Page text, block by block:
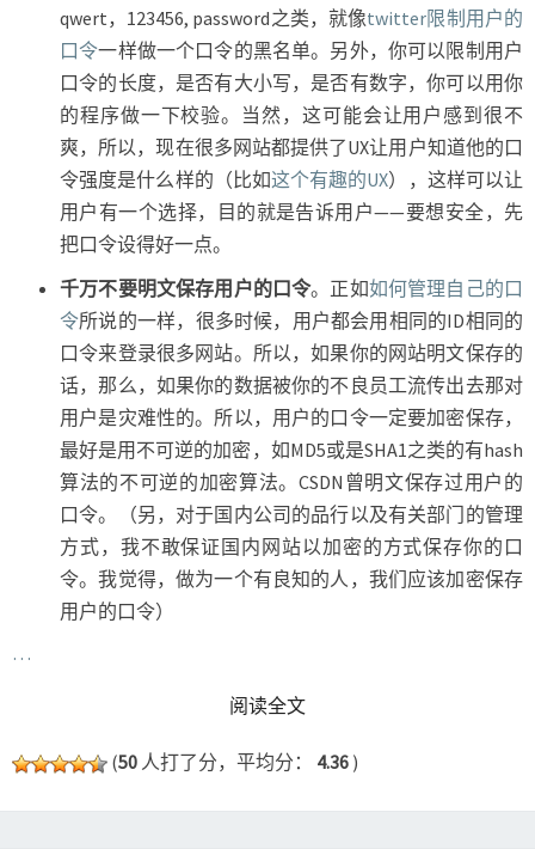
qwert，123456, password之类，就像twitter限制用户的
口令一样做一个口令的黑名单。另外，你可以限制用户
口令的长度，是否有大小写，是否有数字，你可以用你
的程序做一下校验。当然，这可能会让用户感到很不
爽，所以，现在很多网站都提供了UX让用户知道他的口
令强度是什么样的（比如这个有趣的UX），这样可以让
用户有一个选择，目的就是告诉用户——要想安全，先
把口令设得好一点。
千万不要明文保存用户的口令。正如如何管理自己的口
令所说的一样，很多时候，用户都会用相同的ID相同的
口令来登录很多网站。所以，如果你的网站明文保存的
话，那么，如果你的数据被你的不良员工流传出去那对
用户是灾难性的。所以，用户的口令一定要加密保存，
最好是用不可逆的加密，如MD5或是SHA1之类的有hash
算法的不可逆的加密算法。CSDN曾明文保存过用户的
口令。（另，对于国内公司的品行以及有关部门的管理
方式，我不敢保证国内网站以加密的方式保存你的口
令。我觉得，做为一个有良知的人，我们应该加密保存
用户的口令）
…
阅读全文READ MORE
(50 人打了分，平均分： 4.36 )